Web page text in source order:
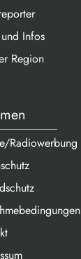
Infos
Region
Radiowerbung